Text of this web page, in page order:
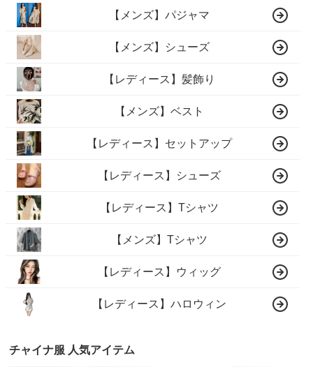
【メンズ】パジャマ
【メンズ】シューズ
【レディース】髪飾り
【メンズ】ベスト
【レディース】セットアップ
【レディース】シューズ
【レディース】Tシャツ
【メンズ】Tシャツ
【レディース】ウィッグ
【レディース】ハロウィン
チャイナ服 人気アイテム